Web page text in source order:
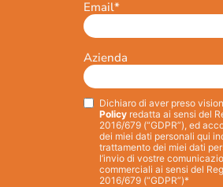
Email*
Azienda
Privacy*
Dichiaro di aver preso
Policy redatta ai sensi del
2016/679 (“GDPR”), ed
dei miei dati personali qui
trattamento dei miei dati
l’invio di vostre
commerciali ai sensi del
2016/679 (“GDPR”)*